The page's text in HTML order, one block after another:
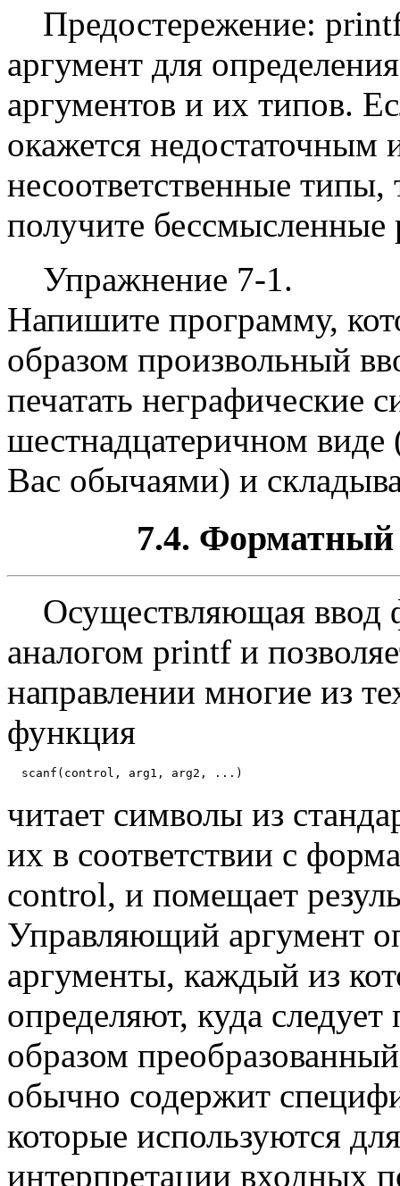
Предостережение:
аргумент для
аргументов и их типов.
окажется недостаточным
несоответственные
получите бессмысленные
Упражнение 7-1.
Напишите программу,
образом произвольный
печатать неграфические
шестнадцатеричном виде
Вас обычаями) и
7.4. Форматный
Осуществляющая ввод
аналогом printf и
направлении многие из
функция
читает символы из
их в соответствии с
control, и помещает
Управляющий аргумент
аргументы, каждый из
определяют, куда
образом
обычно содержит
которые используются
интерпретации входных